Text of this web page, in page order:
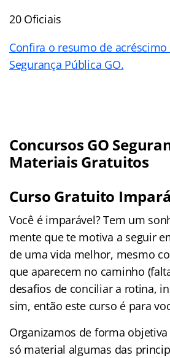
20 Oficiais
Confira o resumo de acréscimo
Segurança Pública GO.
Concursos GO
Materiais Gratuitos
Curso Gratuito
Você é imparável? Tem um
mente que te motiva a seguir
de uma vida melhor, mesmo
que aparecem no caminho
desafios de conciliar a rotina,
sim, então este curso é para
Organizamos de forma
só material algumas das